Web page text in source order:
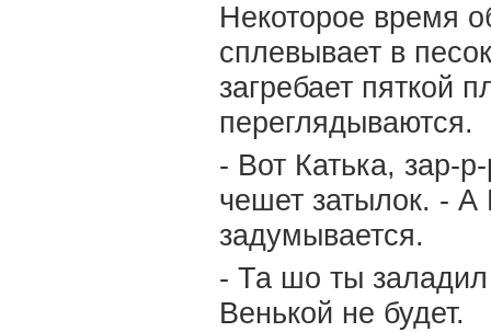
Некоторое время
сплевывает в
загребает пяткой
переглядываются.
- Вот Катька, зар-
чешет затылок. - А
задумывается.
- Та шо ты заладил
Венькой не будет.